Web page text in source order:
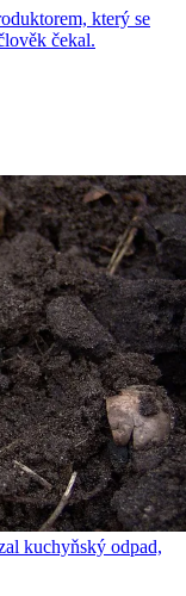
který se
čekal.
kuchyňský odpad,